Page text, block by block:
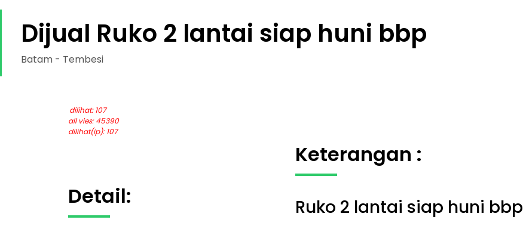
Dijual Ruko 2 lantai siap huni bbp
Batam - Tembesi
dilihat: 107
all vies: 45390
dilihat(ip): 107
Detail:
Keterangan :
Ruko 2 lantai siap huni bbp